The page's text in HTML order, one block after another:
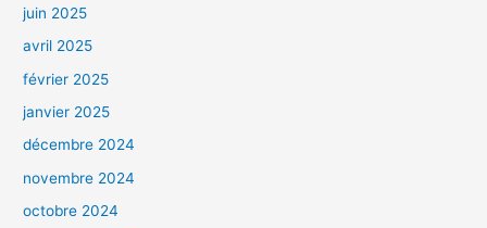
juin 2025
avril 2025
février 2025
janvier 2025
décembre 2024
novembre 2024
octobre 2024